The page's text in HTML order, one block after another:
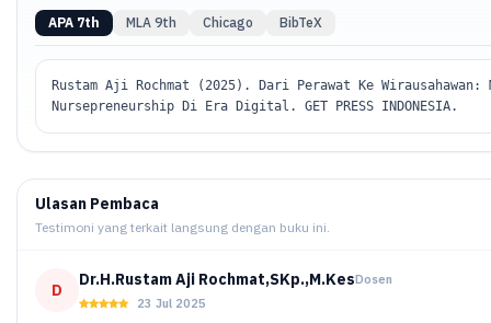
APA 7th MLA 9th Chicago BibTeX
Rustam Aji Rochmat (2025). Dari Perawat Ke Wirausahawan:
Nursepreneurship Di Era Digital. GET PRESS INDONESIA.
Ulasan Pembaca
Testimoni yang terkait langsung dengan buku ini.
D
Dr.H.Rustam Aji Rochmat,SKp.,M.KesDosen
23 Jul 2025